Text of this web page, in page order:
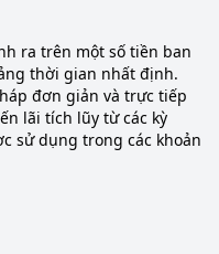
ra trên một số tiền ban
thời gian nhất định.
đơn giản và trực tiếp
lãi tích lũy từ các kỳ
sử dụng trong các khoản